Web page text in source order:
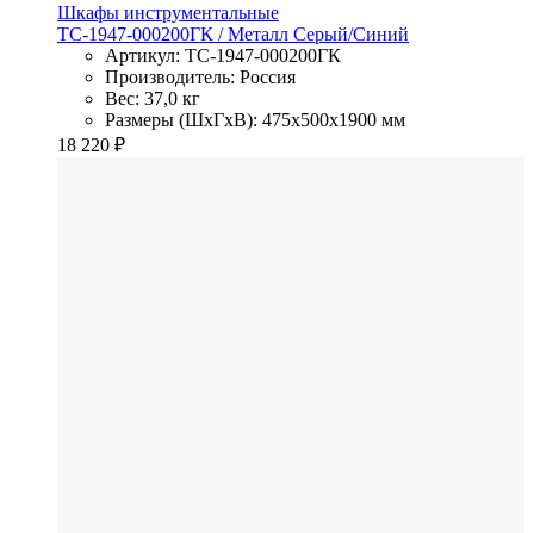
Шкафы инструментальные
TC-1947-000200ГК / Металл Серый/Синий
Артикул: TC-1947-000200ГК
Производитель: Россия
Вес: 37,0 кг
Размеры (ШхГхВ): 475x500x1900 мм
18 220 ₽